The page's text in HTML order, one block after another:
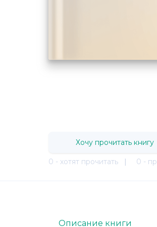
Хочу прочитать книгу
0 - хотят прочитать | 0 -
Описание книги